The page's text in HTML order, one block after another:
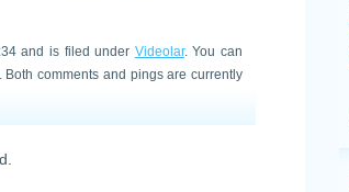
and is filed under Videolar. You can
comments and pings are currently